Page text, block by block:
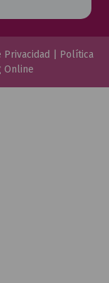
Política
Online